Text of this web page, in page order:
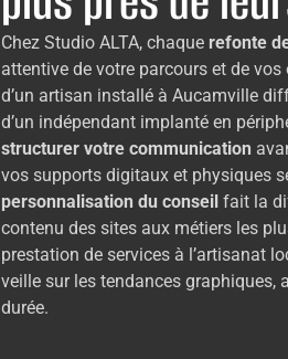
Chez Studio ALTA, chaque refonte
attentive de votre parcours et de
d’un artisan installé à Aucamville
d’un indépendant implanté en
structurer votre communication
vos supports digitaux et physiques
personnalisation du conseil fait la
contenu des sites aux métiers les
prestation de services à l’artisanat
veille sur les tendances graphiques,
durée.